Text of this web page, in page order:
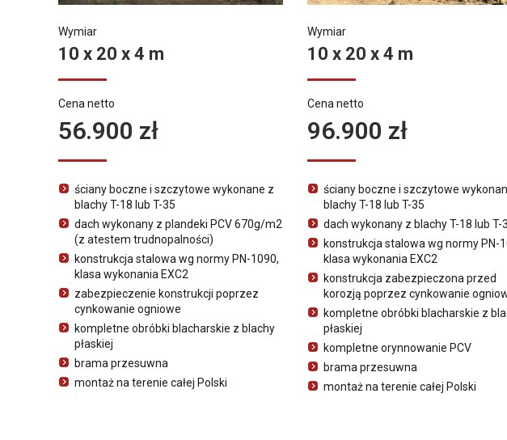
Wymiar
10 x 20 x 4 m
Cena netto
56.900 zł
ściany boczne i szczytowe wykonane z
blachy T-18 lub T-35
dach wykonany z plandeki PCV 670g/m2
(z atestem trudnopalności)
konstrukcja stalowa wg normy PN-1090,
klasa wykonania EXC2
zabezpieczenie konstrukcji poprzez
cynkowanie ogniowe
kompletne obróbki blacharskie z blachy
płaskiej
brama przesuwna
montaż na terenie całej Polski
Wymiar
10 x 20 x 4 m
Cena netto
96.900 zł
ściany boczne i szczytowe
blachy T-18 lub T-35
dach wykonany z blachy T-18 lub T-
konstrukcja stalowa wg normy PN-
klasa wykonania EXC2
konstrukcja zabezpieczona przed
korozją poprzez cynkowanie
kompletne obróbki blacharskie z
płaskiej
kompletne orynnowanie PCV
brama przesuwna
montaż na terenie całej Polski